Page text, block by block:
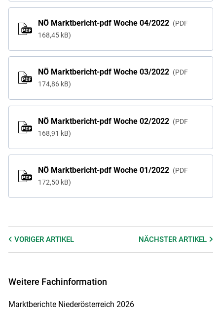
NÖ Marktbericht-pdf Woche 04/2022
PDF
168,45 kB
NÖ Marktbericht-pdf Woche 03/2022
PDF
174,86 kB
NÖ Marktbericht-pdf Woche 02/2022
PDF
168,91 kB
NÖ Marktbericht-pdf Woche 01/2022
PDF
172,50 kB
VORIGER ARTIKEL NÄCHSTERARTIKEL
Weitere Fachinformation
Marktberichte Niederösterreich 2026